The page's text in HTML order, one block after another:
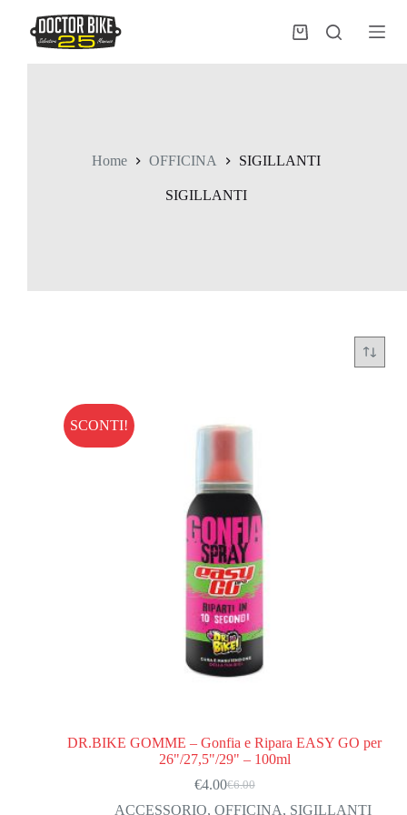
al
contenuto
Carrello
Home OFFICINA SIGILLANTI
SIGILLANTI
SCONTI!
DR.BIKE GOMME – Gonfia e Ripara EASY GO per
26"/27,5"/29" – 100ml
€6.00
Il
prezzo
€4.00Il
prezzo
ACCESSORIO, OFFICINA, SIGILLANTI